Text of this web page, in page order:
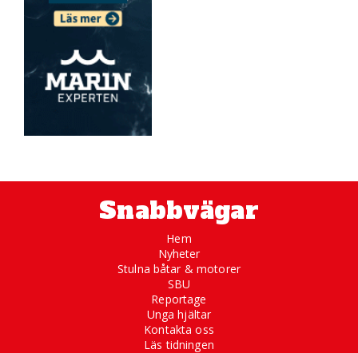
Snabbvägar
Hem
Nyheter
Stulna båtar & motorer
SBU
Reportage
Unga hjältar
Kontakta oss
Läs tidningen